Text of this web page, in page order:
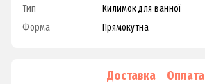
Тип
Килимок для ванної
Форма
Прямокутна
Доставка Оплата